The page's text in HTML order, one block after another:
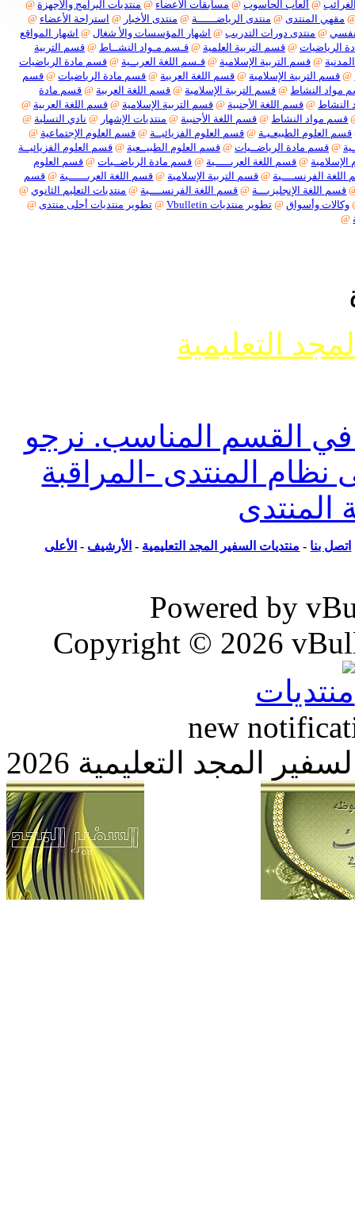
@ألعاب الحاسوب @مسابقات الأعضاء @منتديات البرامج والأجهزة @
المنتدى @منتدى الرياضــــــة @منتدى الأخبار @ استراحة الأعضاء @
@منتدى دورات التدريب @اشهار المؤسسات والأ شغال @اشهار المواقع
@قسم التربية العلمية @قـسم مـواد النشــاط @قسم التربية
@قسم التربية الإسلامية @قـسم اللغة العربــية @قسم مادة الرياضيات
التربية الإسلامية @قسم اللغة العربية @قسم مادة الرياضيات @قسم
النشاط @قسم التربية الإسلامية @قسم اللغة العربية @قسم مادة
@قسم اللغة الأجنبية @قسم التربية الإسلامية @قسم اللغة العربية @
مواد النشاط @قسم اللغة الأجنبية @منتديات الإشهار @ نادي التسلية @
العلوم الطبيعـيـة @قسم العلوم الفزيائيــة @قسم العلوم الإجتماعية @
قسم مادة الرياضــيات @قسم العلوم الطبيــعية @قسم العلوم الفزيائيــة
@قسم اللغة العربـــــية @قسم مادة الرياضــيات @قسم العلوم
الفرنســــية @قسم التربية الإسلامية @قسم اللغة العربــــــية @قسم
اللغة الإنجليزيـــة @قسم اللغة الفرنســــية @منتديات التعليم الثانوي @
وأسواق @تطوير منتديات Vbulletin @تطوير منتديات أحلى منتدى @
التعليمية
القسم المناسب. نرجو
المنتدى -المراقبة
بنا-منتديات السفير المجد التعليمية-الأرشيف-الأعلى
Powered by
Copyright © 2026
new
التعليمية 2026